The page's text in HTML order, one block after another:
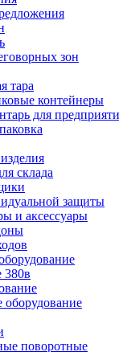
зон
тара
контейнеры
для
склада
защиты
и аксессуары
380в
оборудование
поворотные